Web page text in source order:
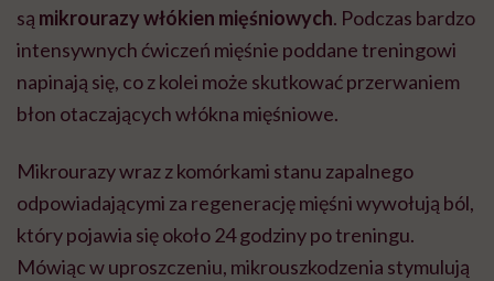
są mikrourazy włókien mięśniowych. Podczas bardzo
intensywnych ćwiczeń mięśnie poddane treningowi
napinają się, co z kolei może skutkować przerwaniem
błon otaczających włókna mięśniowe.
Mikrourazy wraz z komórkami stanu zapalnego
odpowiadającymi za regenerację mięśni wywołują ból,
który pojawia się około 24 godziny po treningu.
Mówiąc w uproszczeniu, mikrouszkodzenia stymulują